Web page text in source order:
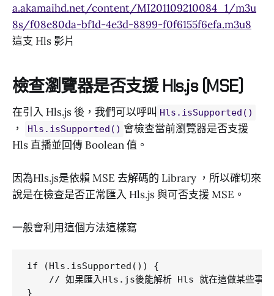
a.akamaihd.net/content/MI201109210084_1/m3u
8s/f08e80da-bf1d-4e3d-8899-f0f6155f6efa.m3u8
這支 Hls 影片
檢查瀏覽器是否支援 Hls.js (MSE)
在引入 Hls.js 後，我們可以呼叫 Hls.isSupported()
， Hls.isSupported() 會檢查當前瀏覽器是否支援
Hls 直播並回傳 Boolean 值。
因為Hls.js是依賴 MSE 去解碼的 Library ，所以確切來
說是在檢查是否正常匯入 Hls.js 與可否支援 MSE。
一般會利用這個方法這樣寫
if (Hls.isSupported()) {
    // 如果匯入Hls.js後能解析 Hls 就在這做某些事情